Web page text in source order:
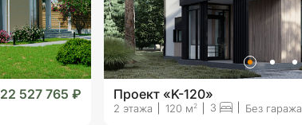
22 527 765 ₽ Проект «K-120»
2 этажа 120 м2 3 Без гаража